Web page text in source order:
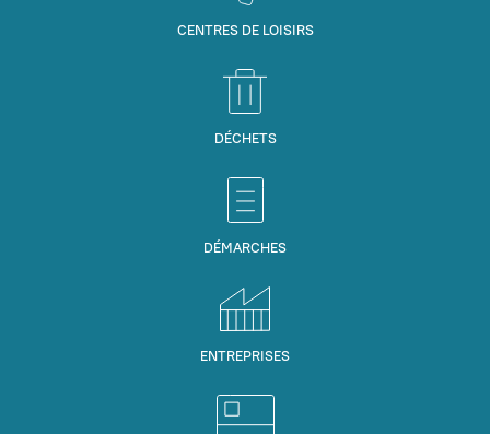
CENTRES DE LOISIRS
DÉCHETS
DÉMARCHES
ENTREPRISES